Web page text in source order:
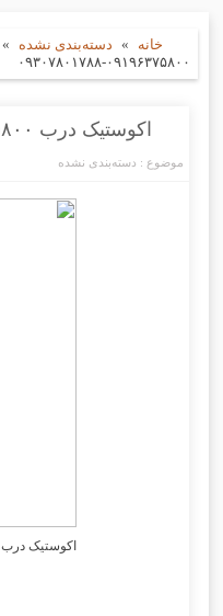
خانه » دسته‌بندی نشده »
۰۹۱۹۶۳۷۵۸۰۰-۰۹۳۰۷۸۰۱۷۸۸
اکوستیک درب ۰۹۱۹۶۳۷۵۸۰۰-۰۹۳۰۷۸۰۱۷۸۸
موضوع : دسته‌بندی نشده
اکوستیک درب